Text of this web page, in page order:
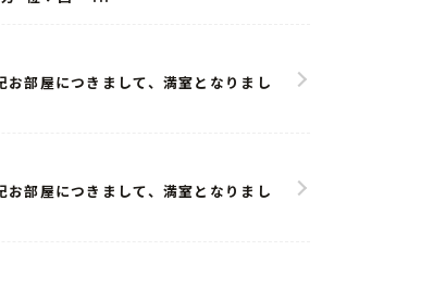
部屋につきまして、満室となりまし
部屋につきまして、満室となりまし